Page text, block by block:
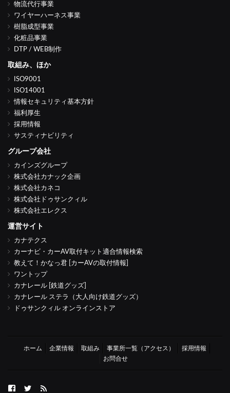
物流代行事業
ワイヤーハーネス事業
樹脂成型事業
化粧品事業
DTP / WEB制作
取組み、ほか
ISO9001
ISO14001
情報セキュリティ基本方針
福利厚生
採用情報
サスティナビリティ
グループ会社
カインズグループ
株式会社カナック企画
株式会社カネコ
株式会社ドゥサンクィル
株式会社エレクス
運営サイト
カナテクス
カーナビ・カーAV取付キット適合情報検索
教えて！かなっ君 [カーAVの取付情報]
ワントップ
カナレール [鉄道グッズ]
カナレール ステラ（大人向け鉄道グッズ）
ドゥサンクィル オンラインストア
ホーム 企業情報 取組み 事業所一覧（アクセス）
採用情報
お問合せ